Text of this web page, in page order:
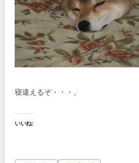
寝違えるぞ・・・。
いいね: